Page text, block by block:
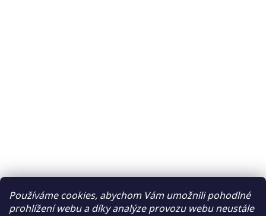
Používáme cookies, abychom Vám umožnili pohodlné
prohlížení webu a díky analýze provozu webu neustále